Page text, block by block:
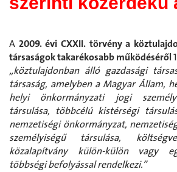
A 2009. évi CXXII. törvény a
társaságok takarékosabb működéséről
„köztulajdonban álló gazdasági
társaság, amelyben a Magyar Állam,
helyi önkormányzati jogi
társulása, többcélú kistérségi
nemzetiségi önkormányzat,
személyiségű társulása,
közalapítvány külön-külön vagy
többségi befolyással rendelkezi.”